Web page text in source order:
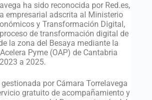
ha sido reconocida por Red.es,
empresarial adscrita al Ministerio
y Transformación Digital,
de transformación digital de
la zona del Besaya mediante la
Pyme (OAP) de Cantabria
a 2025.
gestionada por Cámara Torrelavega
gratuito de acompañamiento y